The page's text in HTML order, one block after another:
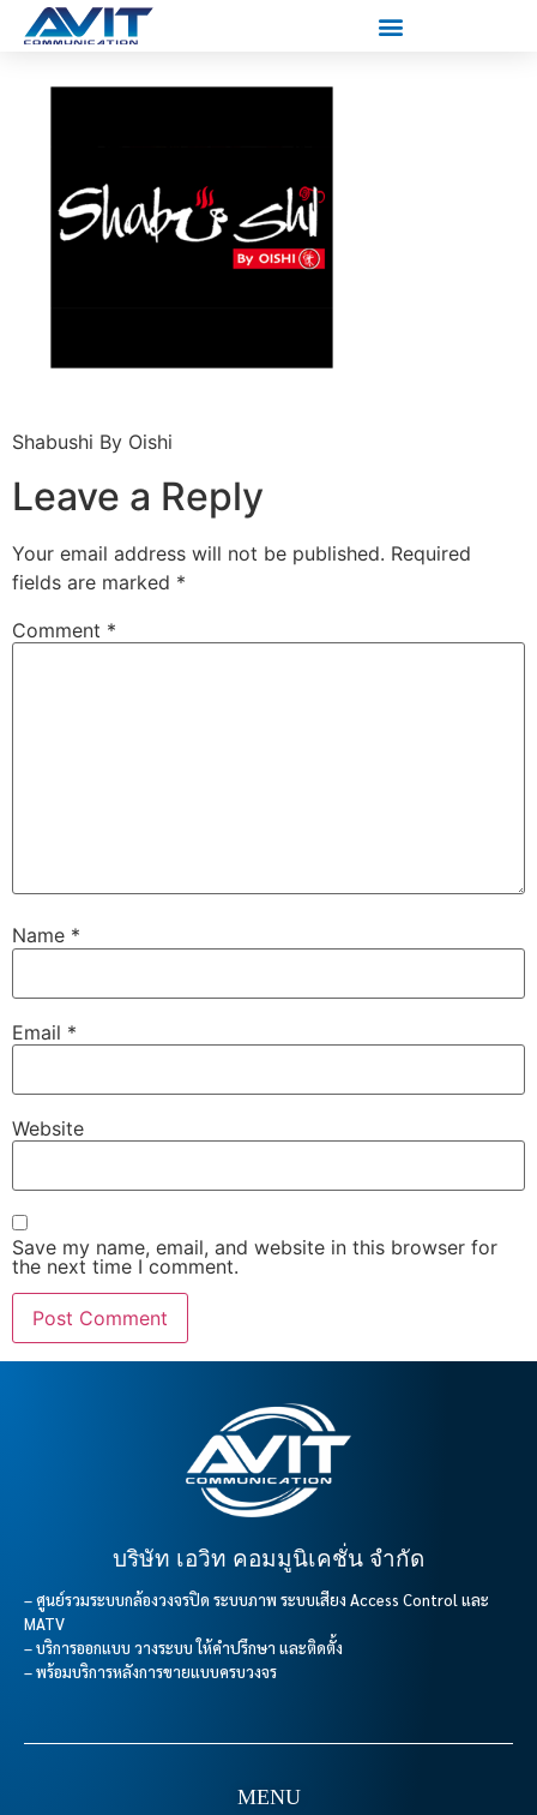
Shabushi By Oishi
Leave a Reply
Your email address will not be published. Required
fields are marked *
Comment *
Name *
Email *
Website
Save my name, email, and website in this browser for
the next time I comment.
บริษัท เอวิท คอมมูนิเคชั่น จำกัด
– ศูนย์รวมระบบกล้องวงจรปิด ระบบภาพ ระบบเสียง Access Control และ
MATV
– บริการออกแบบ วางระบบ ให้คำปรึกษา และติดตั้ง
– พร้อมบริการหลังการขายแบบครบวงจร
MENU